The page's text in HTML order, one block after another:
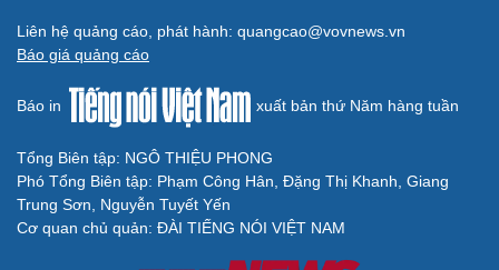
Du lịch
Tư vấn
Săn Tour
check-in
Podcast
Câu chuyện thời sự
Cửa sổ tình yêu
Kể chuyện cho bé
Liên hệ quảng cáo, phát hành: quangcao@vovnews.vn
Báo giá quảng cáo
Báo in xuất bản thứ Năm hàng tuần
Tổng Biên tập: NGÔ THIỆU PHONG
Phó Tổng Biên tập: Phạm Công Hân, Đặng Thị Khanh, Giang
Trung Sơn, Nguyễn Tuyết Yến
Cơ quan chủ quản: ĐÀI TIẾNG NÓI VIỆT NAM